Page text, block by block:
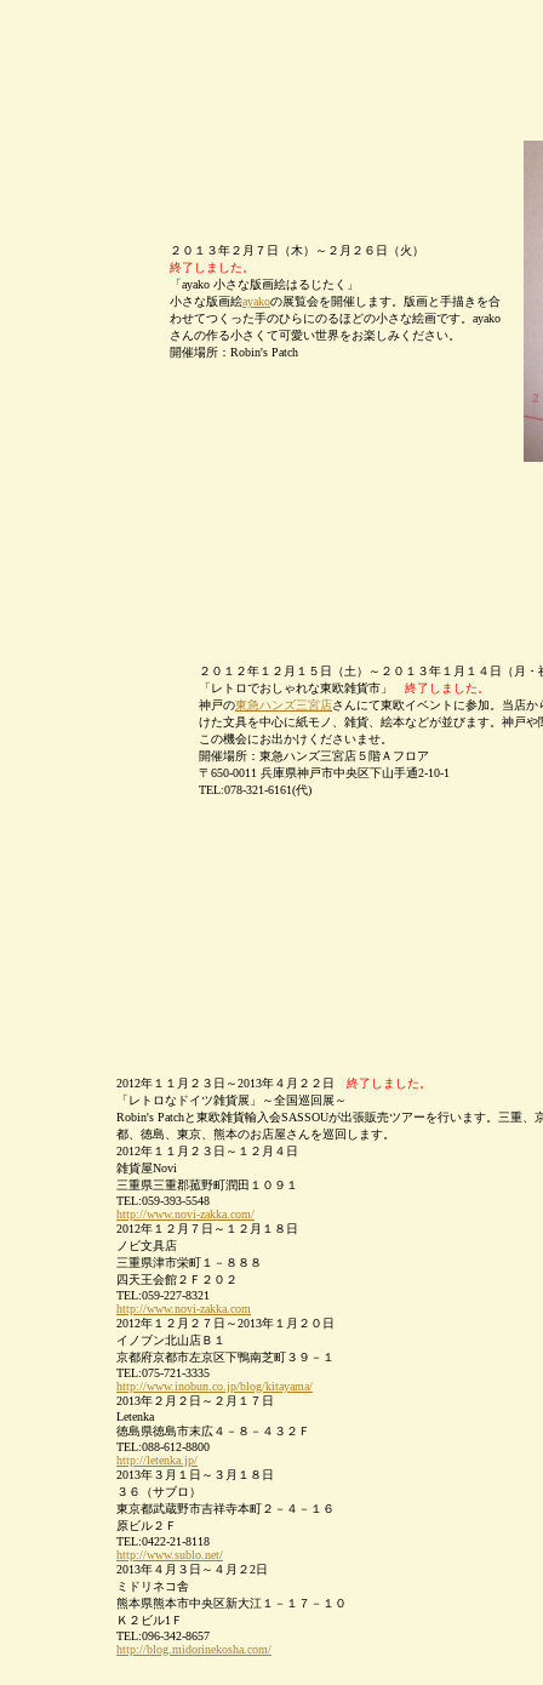
２０１３年２月７日（木）～２月２６日（火）
終了しました。
「ayako 小さな版画絵はるじたく」
小さな版画絵ayakoの展覧会を開催します。版画と手描きを合
わせてつくった手のひらにのるほどの小さな絵画です。ayako
さんの作る小さくて可愛い世界をお楽しみください。
開催場所：Robin's Patch
２０１２年１２月１５日（土）～２０１３年１月１４日（月・
「レトロでおしゃれな東欧雑貨市」
終了しました。
神戸の東急ハンズ三宮店さんにて東欧イベントに参加。当店
けた文具を中心に紙モノ、雑貨、絵本などが並びます。神戸
この機会にお出かけくださいませ。
開催場所：東急ハンズ三宮店５階Ａフロア
〒650-0011 兵庫県神戸市中央区下山手通2-10-1
TEL:078-321-6161(代)
2012年１１月２３日～2013年４月２２日 終了しました。
「レトロなドイツ雑貨展」～全国巡回展～
Robin's Patchと東欧雑貨輸入会SASSOUが出張販売ツアーを行います。三重、
都、徳島、東京、熊本のお店屋さんを巡回します。
2012年１１月２３日～１２月４日
雑貨屋Novi
三重県三重郡菰野町潤田１０９１
TEL:059-393-5548
http://www.novi-zakka.com/
2012年１２月７日～１２月１８日
ノビ文具店
三重県津市栄町１－８８８
四天王会館２Ｆ２０２
TEL:059-227-8321
http://www.novi-zakka.com
2012年１２月２７日～2013年１月２０日
イノブン北山店Ｂ１
京都府京都市左京区下鴨南芝町３９－１
TEL:075-721-3335
http://www.inobun.co.jp/blog/kitayama/
2013年２月２日～２月１７日
Letenka
徳島県徳島市末広４－８－４３２Ｆ
TEL:088-612-8800
http://letenka.jp/
2013年３月１日～３月１８日
３６（サブロ）
東京都武蔵野市吉祥寺本町２－４－１６
原ビル２Ｆ
TEL:0422-21-8118
http://www.sublo.net/
2013年４月３日～４月２2日
ミドリネコ舎
熊本県熊本市中央区新大江１－１７－１０
Ｋ２ビル1Ｆ
TEL:096-342-8657
http://blog.midorinekosha.com/